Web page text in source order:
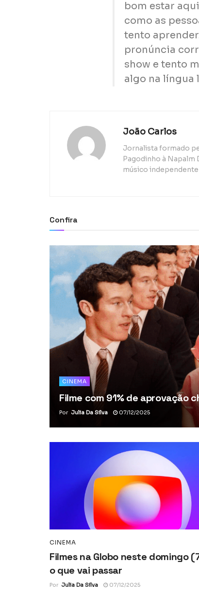
bom estar aqui
como as
tento
pronúncia
show e tento
algo na língua
João Carlos
Jornalista formado
Pagodinho à Napalm
músico independente
Confira
CINEMA
Filme com 91% de aprovação
Por Julia Da Silva 07/12/2025
CINEMA
Filmes na Globo neste domingo
o que vai passar
Por Julia Da Silva 07/12/2025